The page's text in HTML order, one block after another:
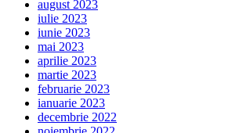
august 2023
iulie 2023
iunie 2023
mai 2023
aprilie 2023
martie 2023
februarie 2023
ianuarie 2023
decembrie 2022